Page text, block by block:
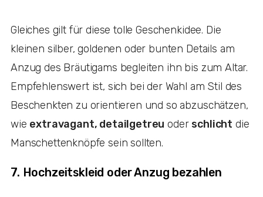
Gleiches gilt für diese tolle Geschenkidee. Die
kleinen silber, goldenen oder bunten Details am
Anzug des Bräutigams begleiten ihn bis zum Altar.
Empfehlenswert ist, sich bei der Wahl am Stil des
Beschenkten zu orientieren und so abzuschätzen,
wie extravagant, detailgetreu oder schlicht die
Manschettenknöpfe sein sollten.
7. Hochzeitskleid oder Anzug bezahlen